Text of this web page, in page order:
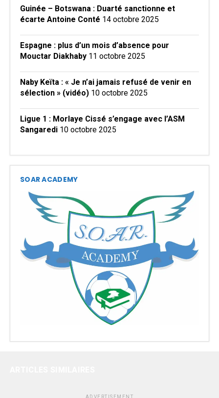
Guinée – Botswana : Duarté sanctionne et
écarte Antoine Conté 14 octobre 2025
Espagne : plus d’un mois d’absence pour
Mouctar Diakhaby 11 octobre 2025
Naby Keïta : « Je n’ai jamais refusé de venir en
sélection » (vidéo) 10 octobre 2025
Ligue 1 : Morlaye Cissé s’engage avec l’ASM
Sangaredi 10 octobre 2025
SOAR ACADEMY
ADVERTISEMENT